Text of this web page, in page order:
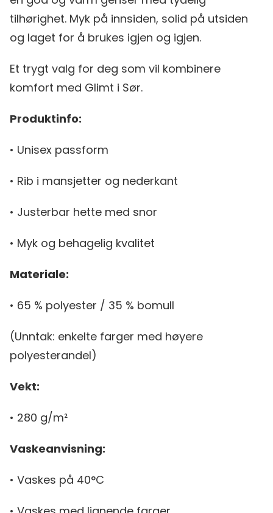
tilhørighet. Myk på innsiden, solid på utsiden
og laget for å brukes igjen og igjen.
Et trygt valg for deg som vil kombinere
komfort med Glimt i Sør.
Produktinfo:
• Unisex passform
• Rib i mansjetter og nederkant
• Justerbar hette med snor
• Myk og behagelig kvalitet
Materiale:
• 65 % polyester / 35 % bomull
(Unntak: enkelte farger med høyere
polyesterandel)
Vekt:
• 280 g/m²
Vaskeanvisning:
• Vaskes på 40°C